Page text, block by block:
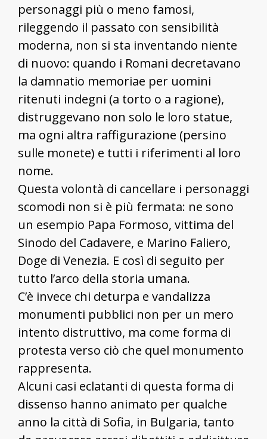
personaggi più o meno famosi,
rileggendo il passato con sensibilità
moderna, non si sta inventando niente
di nuovo: quando i Romani decretavano
la damnatio memoriae per uomini
ritenuti indegni (a torto o a ragione),
distruggevano non solo le loro statue,
ma ogni altra raffigurazione (persino
sulle monete) e tutti i riferimenti al loro
nome.
Questa volontà di cancellare i personaggi
scomodi non si è più fermata: ne sono
un esempio Papa Formoso, vittima del
Sinodo del Cadavere, e Marino Faliero,
Doge di Venezia. E così di seguito per
tutto l’arco della storia umana.
C’è invece chi deturpa e vandalizza
monumenti pubblici non per un mero
intento distruttivo, ma come forma di
protesta verso ciò che quel monumento
rappresenta.
Alcuni casi eclatanti di questa forma di
dissenso hanno animato per qualche
anno la città di Sofia, in Bulgaria, tanto